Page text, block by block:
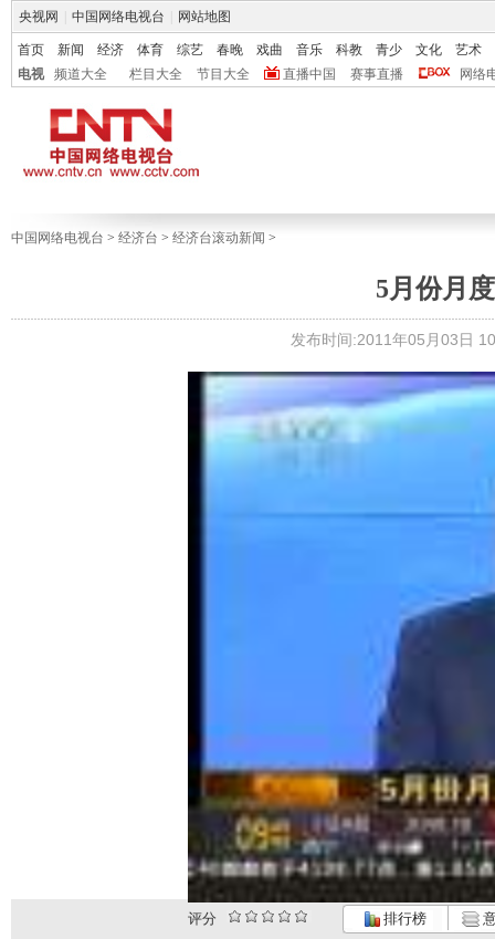
央视网 中国网络电视台 网站地图
首页 新闻 经济 体育 综艺 春晚 戏曲 音乐 科教 青少 文化
艺术
电视
频道大全 栏目大全 节目大全 直播中国 赛事直播 网络
中国网络电视台 > 经济台 > 经济台滚动新闻 >
5月份月
发布时间:2011年05月03日
评分 排行榜